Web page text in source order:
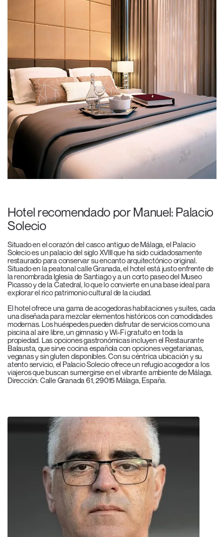
Hotel recomendado por Manuel: Palacio
Solecio
Situado en el corazón del casco antiguo de Málaga, el Palacio
Solecio es un palacio del siglo XVIII que ha sido cuidadosamente
restaurado para conservar su encanto arquitectónico original.
Situado en la peatonal calle Granada, el hotel está justo enfrente de
la renombrada Iglesia de Santiago y a un corto paseo del Museo
Picasso y de la Catedral, lo que lo convierte en una base ideal para
explorar el rico patrimonio cultural de la ciudad.
El hotel ofrece una gama de acogedoras habitaciones y suites, cada
una diseñada para mezclar elementos históricos con comodidades
modernas. Los huéspedes pueden disfrutar de servicios como una
piscina al aire libre, un gimnasio y Wi-Fi gratuito en toda la
propiedad. Las opciones gastronómicas incluyen el Restaurante
Balausta, que sirve cocina española con opciones vegetarianas,
veganas y sin gluten disponibles. Con su céntrica ubicación y su
atento servicio, el Palacio Solecio ofrece un refugio acogedor a los
viajeros que buscan sumergirse en el vibrante ambiente de Málaga.
Dirección: Calle Granada 61, 29015 Málaga, España.